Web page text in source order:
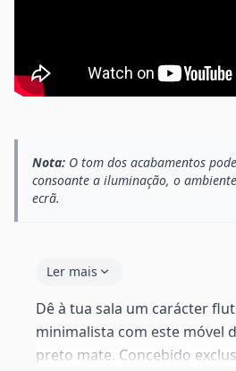
Nota: O tom dos acabamentos
consoante a iluminação, o
ecrã.
Ler mais
Dê à tua sala um carácter
minimalista com este móvel
preto mate. Concebido